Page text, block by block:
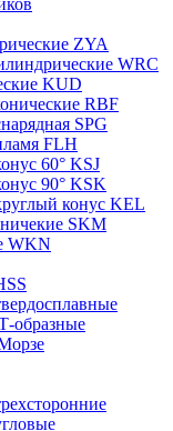
ZYA
WRC
KUD
RBF
SPG
FLH
60° KSJ
90° KSK
конус KEL
SKM
WKN
образные